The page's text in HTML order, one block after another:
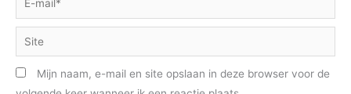
mail*
Site
Mijn naam, e-mail en site opslaan in deze browser voor de